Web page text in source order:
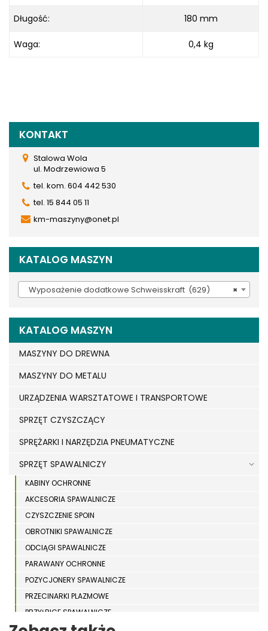
Długość: 180 mm
Waga: 0,4 kg
KONTAKT
Stalowa Wola
ul. Modrzewiowa 5
tel. kom. 604 442 530
tel. 15 844 05 11
km-maszyny@onet.pl
KATALOG MASZYN
×
Wyposażenie dodatkowe Schweisskraft (629)
KATALOG MASZYN
MASZYNY DO DREWNA
MASZYNY DO METALU
URZĄDZENIA WARSZTATOWE I TRANSPORTOWE
SPRZĘT CZYSZCZĄCY
SPRĘŻARKI I NARZĘDZIA PNEUMATYCZNE
SPRZĘT SPAWALNICZY
KABINY OCHRONNE
AKCESORIA SPAWALNICZE
CZYSZCZENIE SPOIN
OBROTNIKI SPAWALNICZE
ODCIĄGI SPAWALNICZE
PARAWANY OCHRONNE
POZYCJONERY SPAWALNICZE
PRZECINARKI PLAZMOWE
PRZYŁBICE SPAWALNICZE
SPAWARKI